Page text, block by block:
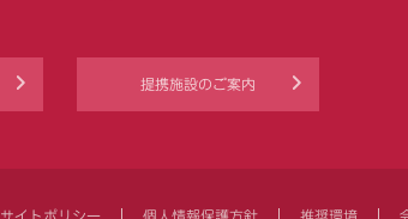
提携施設のご案内
サイトポリシー 個人情報保護方針 推奨環境